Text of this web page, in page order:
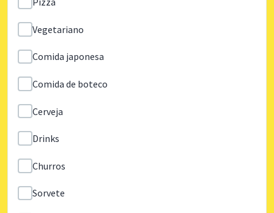
Vegetariano
Comida japonesa
Comida de boteco
Cerveja
Drinks
Churros
Sorvete